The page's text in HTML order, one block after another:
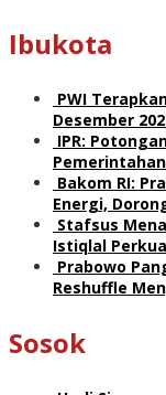
Ibukota
PWI
Desember
IPR:
Bakom RI:
Energi,
Stafsus
Istiqlal
Prabowo
Reshuffle
Sosok